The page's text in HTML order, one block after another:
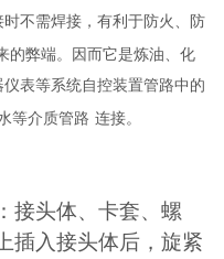
不需焊接，有利于防火、防
的弊端。因而它是炼油、化
表等系统自控装置管路中的
等介质管路 连接。
接头体、卡套、螺
插入接头体后，旋紧